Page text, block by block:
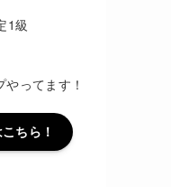
1級
ってます！
ちら！